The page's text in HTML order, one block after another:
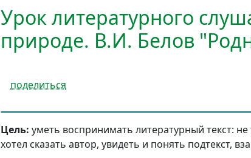
Урок литературного
природе. В.И. Белов
поделиться
Цель: уметь воспринимать литературный текст:
хотел сказать автор, увидеть и понять подтекст,